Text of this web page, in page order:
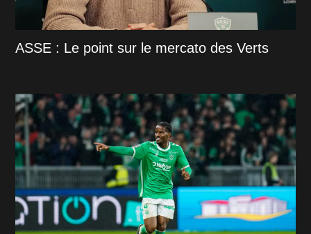
ASSE : Le point sur le mercato des Verts